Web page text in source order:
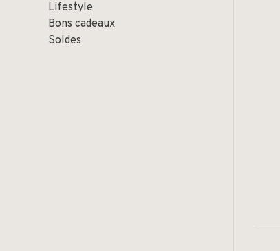
Lifestyle
Bons cadeaux
Soldes